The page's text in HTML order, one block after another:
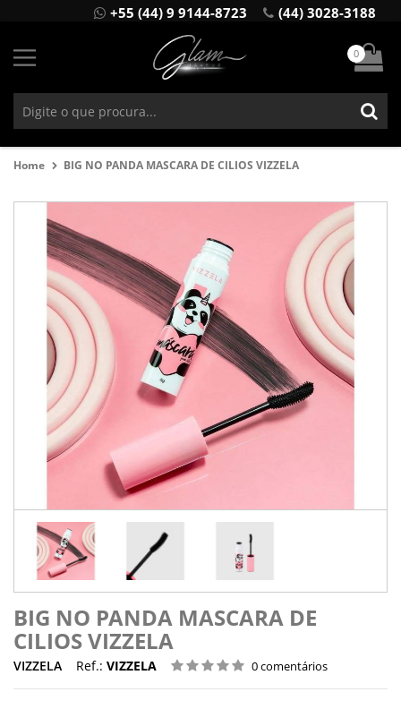
+55 (44) 9 9144-8723 (44) 3028-3188
0
Home BIG NO PANDA MASCARA DE CILIOS VIZZELA
BIG NO PANDA MASCARA DE
CILIOS VIZZELA
VIZZELA Ref.: VIZZELA 0 comentários